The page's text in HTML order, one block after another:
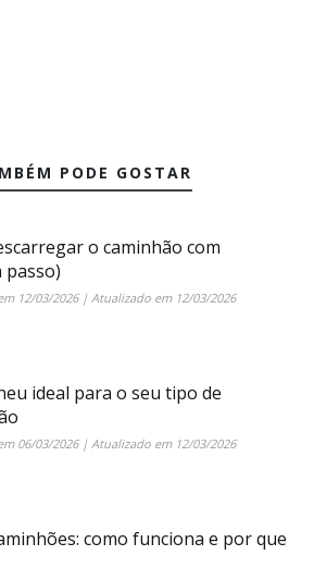
PODE GOSTAR
o caminhão com
passo)
12/03/2026| Atualizado em 12/03/2026
ideal para o seu tipo de
06/03/2026| Atualizado em 12/03/2026
como funciona e por que